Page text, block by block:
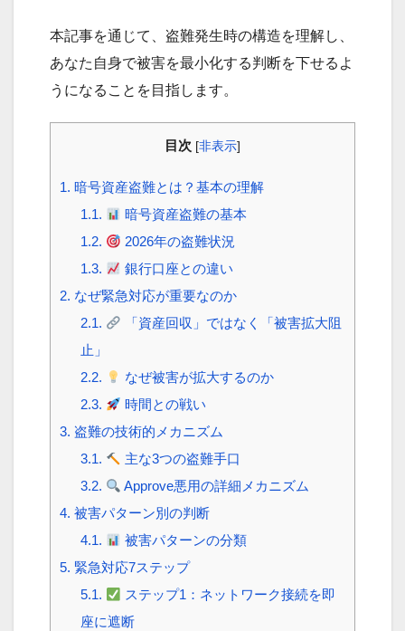
本記事を通じて、盗難発生時の構造を理解し、
あなた自身で被害を最小化する判断を下せるよ
うになることを目指します。
目次 [非表示]
1. 暗号資産盗難とは？基本の理解
1.1.
暗号資産盗難の基本
1.2.
2026年の盗難状況
1.3.
銀行口座との違い
2. なぜ緊急対応が重要なのか
2.1.
「資産回収」ではなく「被害拡大阻
止」
2.2.
なぜ被害が拡大するのか
2.3.
時間との戦い
3. 盗難の技術的メカニズム
3.1.
主な3つの盗難手口
3.2.
Approve悪用の詳細メカニズム
4. 被害パターン別の判断
4.1.
被害パターンの分類
5. 緊急対応7ステップ
5.1.
ステップ1：ネットワーク接続を即
座に遮断